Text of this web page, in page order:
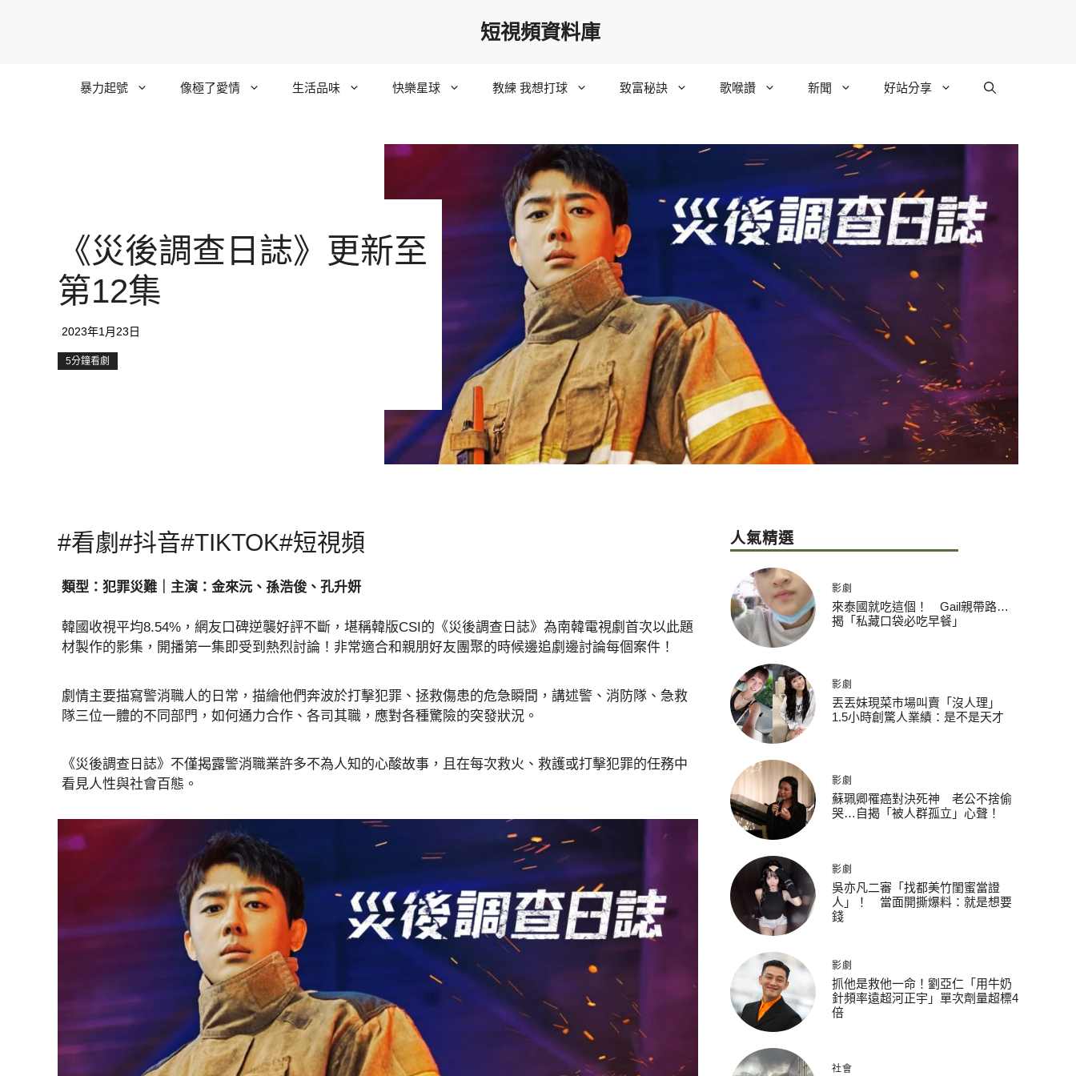
短視頻資料庫
暴力起號 像極了愛情 生活品味 快樂星球 教練 我想打球 致富秘訣 歌喉讚 新聞 好站分享
《災後調查日誌》更新至
第12集
2023年1月23日
5分鐘看劇
#看劇#抖音#TIKTOK#短視頻
類型：犯罪災難｜主演：金來沅、孫浩俊、孔升妍
韓國收視平均8.54%，網友口碑逆襲好評不斷，堪稱韓版CSI的《災後調查日誌》為南韓電視劇首次以此題
材製作的影集，開播第一集即受到熱烈討論！非常適合和親朋好友團聚的時候邊追劇邊討論每個案件！
劇情主要描寫警消職人的日常，描繪他們奔波於打擊犯罪、拯救傷患的危急瞬間，講述警、消防隊、急救
隊三位一體的不同部門，如何通力合作、各司其職，應對各種驚險的突發狀況。
《災後調查日誌》不僅揭露警消職業許多不為人知的心酸故事，且在每次救火、救護或打擊犯罪的任務中
看見人性與社會百態。
人氣精選
影劇
來泰國就吃這個！ Gail親帶路…
揭「私藏口袋必吃早餐」
影劇
丟丟妹現菜市場叫賣「沒人理」
1.5小時創驚人業績：是不是天才
影劇
蘇珮卿罹癌對決死神 老公不捨偷
哭…自揭「被人群孤立」心聲！
影劇
吳亦凡二審「找都美竹閨蜜當證
人」！ 當面開撕爆料：就是想要
錢
影劇
抓他是救他一命！劉亞仁「用牛奶
針頻率遠超河正宇」單次劑量超標4
倍
社會